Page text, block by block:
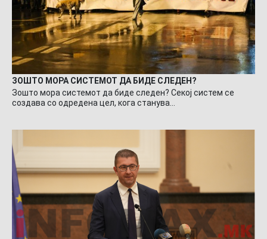
ЗОШТО МОРА СИСТЕМОТ ДА БИДЕ СЛЕДЕН?
Зошто мора системот да биде следен? Секој систем се
создава со одредена цел, кога станува…